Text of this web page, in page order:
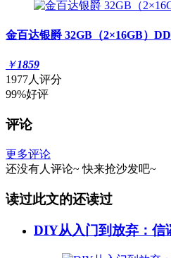
金百达银爵 32GB（2×16GB）
￥1859
1977人评分
99%好评
评论
更多评论
还没有人评论~ 快来抢沙发吧~
读过此文的还读过
DIY从入门到放弃：信